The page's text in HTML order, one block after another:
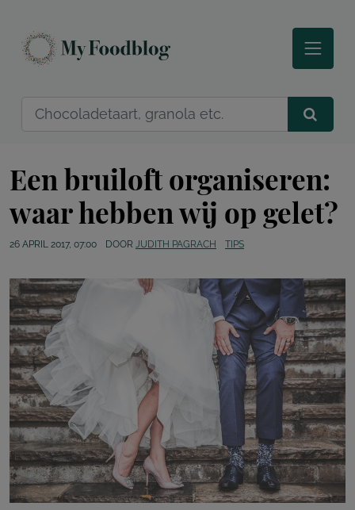
Een bruiloft organiseren:
waar hebben wij op gelet?
26 APRIL 2017, 07:00 DOOR JUDITH PAGRACH TIPS